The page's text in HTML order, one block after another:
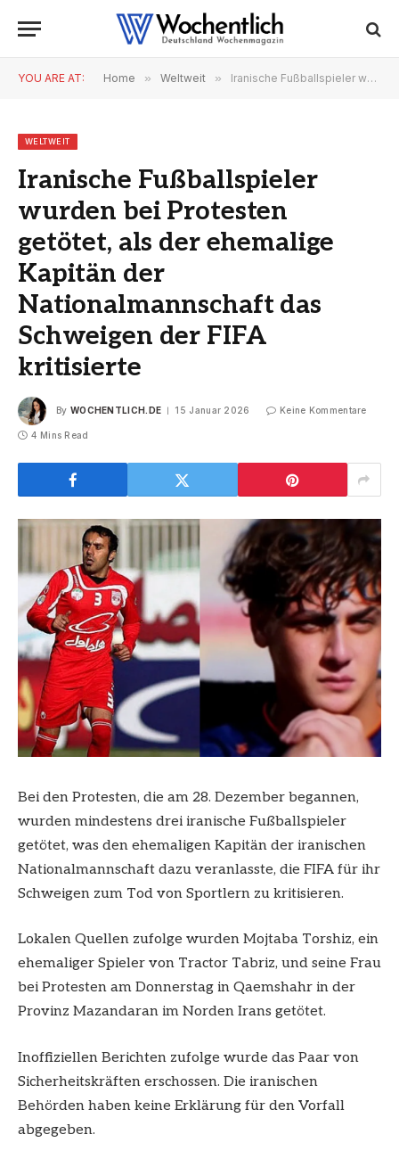
YOU ARE AT: Home » Weltweit » Iranische Fußballspieler wurden bei Protesten getötet, als der ehemalige Kapitän der Nationalmannschaft das Schweigen der FIFA kritisierte
WELTWEIT
Iranische Fußballspieler
wurden bei Protesten
getötet, als der ehemalige
Kapitän der
Nationalmannschaft das
Schweigen der FIFA
kritisierte
By WOCHENTLICH.DE 15 Januar 2026 Keine Kommentare
4 Mins Read
Bei den Protesten, die am 28. Dezember begannen,
wurden mindestens drei iranische Fußballspieler
getötet, was den ehemaligen Kapitän der iranischen
Nationalmannschaft dazu veranlasste, die FIFA für ihr
Schweigen zum Tod von Sportlern zu kritisieren.
Lokalen Quellen zufolge wurden Mojtaba Torshiz, ein
ehemaliger Spieler von Tractor Tabriz, und seine Frau
bei Protesten am Donnerstag in Qaemshahr in der
Provinz Mazandaran im Norden Irans getötet.
Inoffiziellen Berichten zufolge wurde das Paar von
Sicherheitskräften erschossen. Die iranischen
Behörden haben keine Erklärung für den Vorfall
abgegeben.